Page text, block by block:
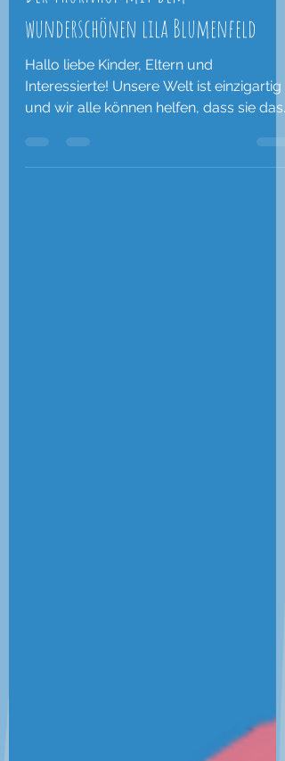
Der Thurnhof mit dem
wunderschönen lila Blumenfeld
Hallo liebe Kinder, Eltern und
und wir alle können helfen, dass sie das
auch bleibt. Umwelt-...